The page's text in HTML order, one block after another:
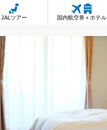
JALツアー 国内航空券＋ホテル